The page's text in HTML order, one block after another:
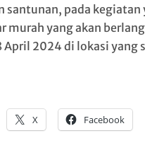
santunan, pada kegiatan
murah yang akan
April 2024 di lokasi yang
X Facebook